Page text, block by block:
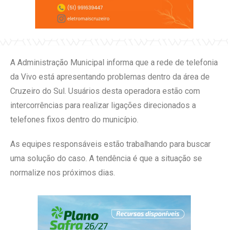
A Administração Municipal informa que a rede de telefonia
da Vivo está apresentando problemas dentro da área de
Cruzeiro do Sul. Usuários desta operadora estão com
intercorrências para realizar ligações direcionados a
telefones fixos dentro do município.
As equipes responsáveis estão trabalhando para buscar
uma solução do caso. A tendência é que a situação se
normalize nos próximos dias.